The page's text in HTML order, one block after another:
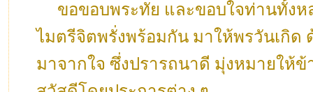
ขอขอบพระทัย และขอบใจท่านทั้งห
ไมตรีจิตพรั่งพร้อมกัน มาให้พรวันเกิด
มาจากใจ ซึ่งปรารถนาดี มุ่งหมายให้